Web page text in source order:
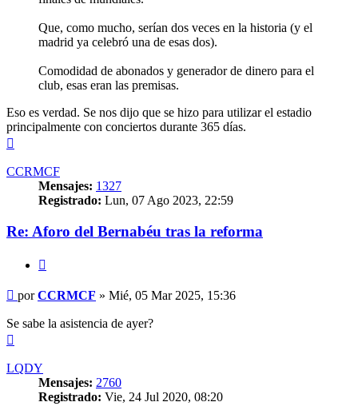
Que, como mucho, serían dos veces en la historia (y el
madrid ya celebró una de esas dos).
Comodidad de abonados y generador de dinero para el
club, esas eran las premisas.
Eso es verdad. Se nos dijo que se hizo para utilizar el estadio
principalmente con conciertos durante 365 días.
CCRMCF
Mensajes: 1327
Registrado: Lun, 07 Ago 2023, 22:59
Re: Aforo del Bernabéu tras la reforma
Mensaje
porCCRMCF » Mié, 05 Mar 2025, 15:36
Se sabe la asistencia de ayer?
LQDY
Mensajes: 2760
Registrado: Vie, 24 Jul 2020, 08:20